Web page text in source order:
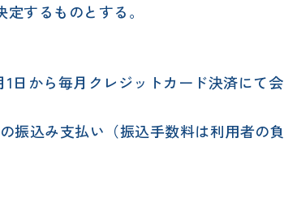
するものとする。
日から毎月クレジットカード決済にて会
振込み支払い（振込手数料は利用者の負